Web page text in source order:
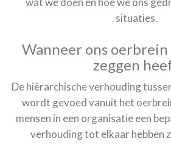
situaties.
Wanneer ons
zeggen
De hiërarchische verhouding
wordt gevoed vanuit het
mensen in een organisatie een
verhouding tot elkaar hebben